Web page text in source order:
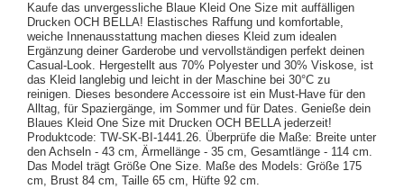
Kaufe das unvergessliche Blaue Kleid One Size mit auffälligen
Drucken OCH BELLA! Elastisches Raffung und komfortable,
weiche Innenausstattung machen dieses Kleid zum idealen
Ergänzung deiner Garderobe und vervollständigen perfekt deinen
Casual-Look. Hergestellt aus 70% Polyester und 30% Viskose, ist
das Kleid langlebig und leicht in der Maschine bei 30°C zu
reinigen. Dieses besondere Accessoire ist ein Must-Have für den
Alltag, für Spaziergänge, im Sommer und für Dates. Genieße dein
Blaues Kleid One Size mit Drucken OCH BELLA jederzeit!
Produktcode: TW-SK-BI-1441.26. Überprüfe die Maße: Breite unter
den Achseln - 43 cm, Ärmellänge - 35 cm, Gesamtlänge - 114 cm.
Das Model trägt Größe One Size. Maße des Models: Größe 175
cm, Brust 84 cm, Taille 65 cm, Hüfte 92 cm.